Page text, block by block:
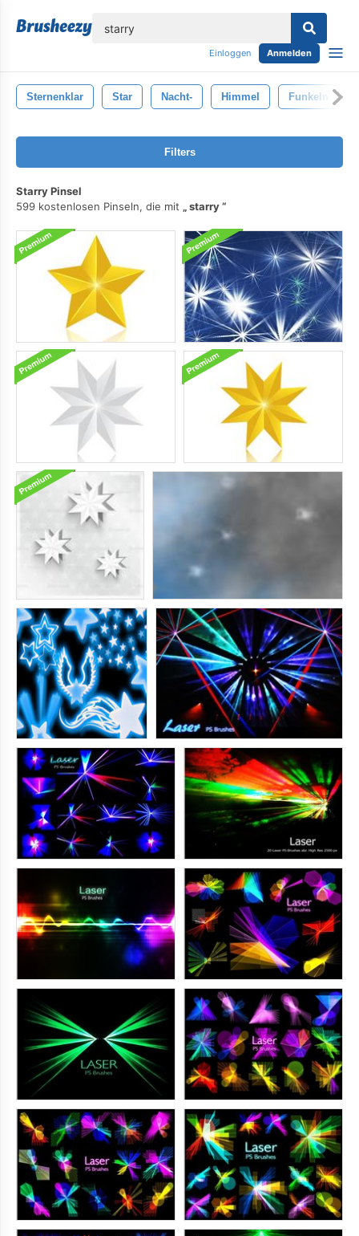
Einloggen Anmelden
Sternenklar Star Nacht- Himmel Funkeln
Filters
Starry Pinsel
599 kostenlosen Pinseln, die mit
starry